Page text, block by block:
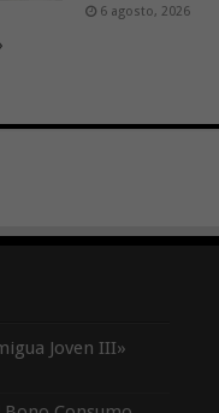
6 agosto, 2026
Joven III»